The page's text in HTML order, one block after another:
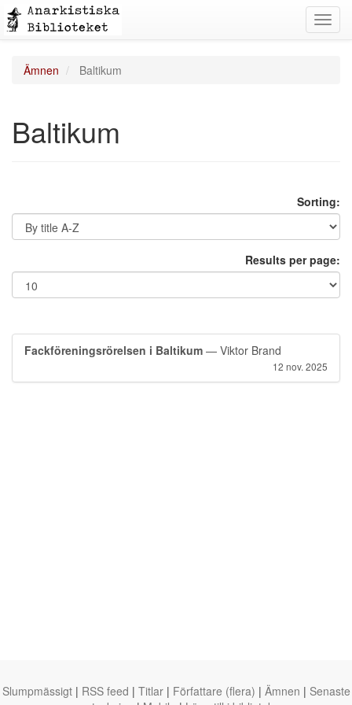
Ämnen Baltikum
Baltikum
Sorting:
Results per page:
Fackföreningsrörelsen i Baltikum — Viktor Brand
12 nov. 2025
Slumpmässigt | RSS feed | Titlar | Författare (flera) | Ämnen | Senaste